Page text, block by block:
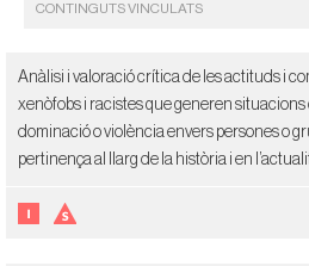
CONTINGUTS VINCULATS
Anàlisi i valoració crítica de les actituds i
xenòfobs i racistes que generen
dominació o violència envers persones o
pertinença al llarg de la història i en